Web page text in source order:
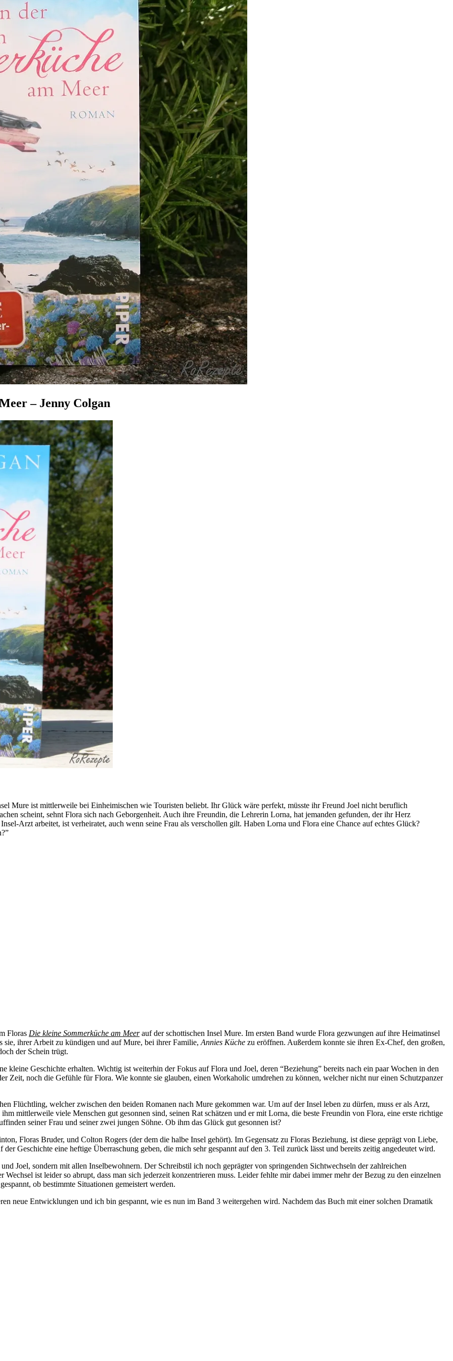
– Jenny Colgan
Mure ist mittlerweile bei Einheimischen wie Touristen beliebt. Ihr Glück wäre perfekt, müsste ihr Freund Joel nicht beruflich
scheint, sehnt Flora sich nach Geborgenheit. Auch ihre Freundin, die Lehrerin Lorna, hat jemanden gefunden, der ihr Herz
Arzt arbeitet, ist verheiratet, auch wenn seine Frau als verschollen gilt. Haben Lorna und Flora eine Chance auf echtes Glück?
Floras Die kleine Sommerküche am Meerauf der schottischen Insel Mure. Im ersten Band wurde Flora gezwungen auf ihre Heimatinsel
ihrer Arbeit zu kündigen und auf Mure, bei ihrer Familie, Annies Küche zu eröffnen. Außerdem konnte sie ihren Ex-Chef, den großen,
der Schein trügt.
kleine Geschichte erhalten. Wichtig ist weiterhin der Fokus auf Flora und Joel, deren “Beziehung” bereits nach ein paar Wochen in den
Zeit, noch die Gefühle für Flora. Wie konnte sie glauben, einen Workaholic umdrehen zu können, welcher nicht nur einen Schutzpanzer
Flüchtling, welcher zwischen den beiden Romanen nach Mure gekommen war. Um auf der Insel leben zu dürfen, muss er als Arzt,
mittlerweile viele Menschen gut gesonnen sind, seinen Rat schätzen und er mit Lorna, die beste Freundin von Flora, eine erste richtige
seiner Frau und seiner zwei jungen Söhne. Ob ihm das Glück gut gesonnen ist?
Floras Bruder, und Colton Rogers (der dem die halbe Insel gehört). Im Gegensatz zu Floras Beziehung, ist diese geprägt von Liebe,
Geschichte eine heftige Überraschung geben, die mich sehr gespannt auf den 3. Teil zurück lässt und bereits zeitig angedeutet wird.
Joel, sondern mit allen Inselbewohnern. Der Schreibstil ich noch geprägter von springenden Sichtwechseln der zahlreichen
ist leider so abrupt, dass man sich jederzeit konzentrieren muss. Leider fehlte mir dabei immer mehr der Bezug zu den einzelnen
ob bestimmte Situationen gemeistert werden.
neue Entwicklungen und ich bin gespannt, wie es nun im Band 3 weitergehen wird. Nachdem das Buch mit einer solchen Dramatik